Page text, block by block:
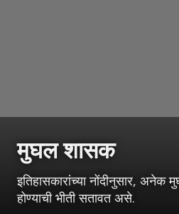
मुघल शासक
इतिहासकारांच्या नोंदीनुसार, अनेक
होण्याची भीती सतावत असे.